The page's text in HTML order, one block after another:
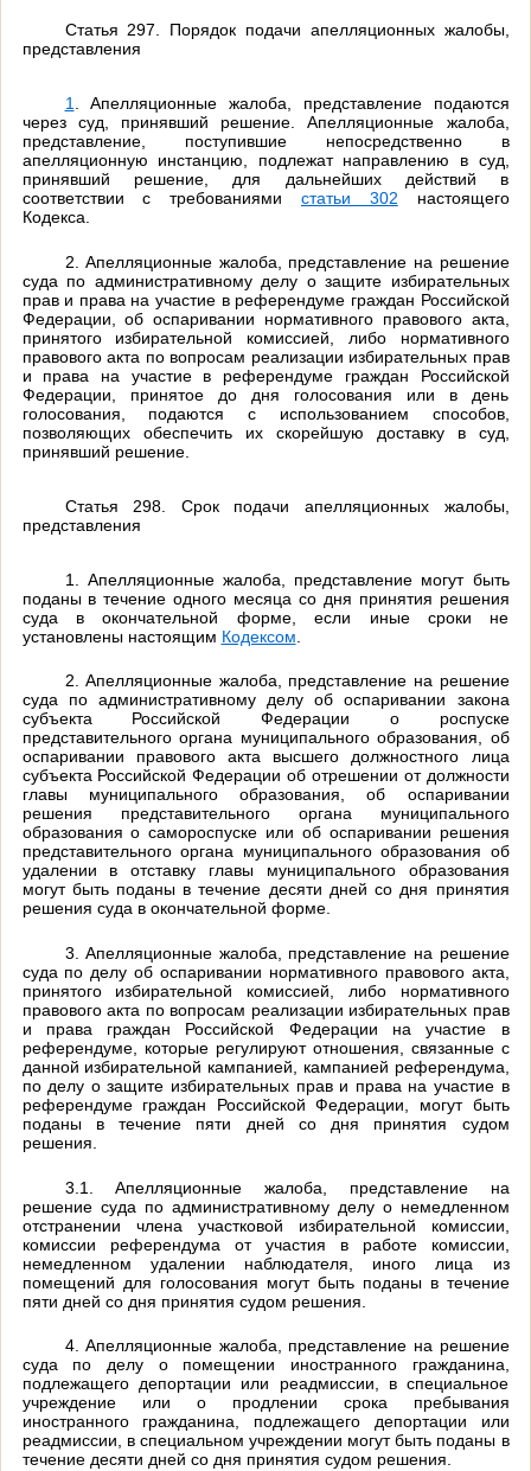
Статья 297. Порядок подачи апелляционных жалобы,
представления
1
. Апелляционные жалоба, представление подаются
через суд, принявший решение. Апелляционные жалоба,
представление, поступившие непосредственно в
апелляционную инстанцию, подлежат направлению в суд,
принявший решение, для дальнейших действий в
соответствии с требованиями статьи 302 настоящего
Кодекса.
2. Апелляционные жалоба, представление на решение
суда по административному делу о защите избирательных
прав и права на участие в референдуме граждан Российской
Федерации, об оспаривании нормативного правового акта,
принятого избирательной комиссией, либо нормативного
правового акта по вопросам реализации избирательных прав
и права на участие в референдуме граждан Российской
Федерации, принятое до дня голосования или в день
голосования, подаются с использованием способов,
позволяющих обеспечить их скорейшую доставку в суд,
принявший решение.
Статья 298. Срок подачи апелляционных жалобы,
представления
1. Апелляционные жалоба, представление могут быть
поданы в течение одного месяца со дня принятия решения
суда в окончательной форме, если иные сроки не
установлены настоящим Кодексом
2. Апелляционные жалоба, представление на решение
суда по административному делу об оспаривании закона
субъекта Российской Федерации о роспуске
представительного органа муниципального образования, об
оспаривании правового акта высшего должностного лица
субъекта Российской Федерации об отрешении от должности
главы муниципального образования, об оспаривании
решения представительного органа муниципального
образования о самороспуске или об оспаривании решения
представительного органа муниципального образования об
удалении в отставку главы муниципального образования
могут быть поданы в течение десяти дней со дня принятия
решения суда в окончательной форме.
3. Апелляционные жалоба, представление на решение
суда по делу об оспаривании нормативного правового акта,
принятого избирательной комиссией, либо нормативного
правового акта по вопросам реализации избирательных прав
и права граждан Российской Федерации на участие в
референдуме, которые регулируют отношения, связанные с
данной избирательной кампанией, кампанией референдума,
по делу о защите избирательных прав и права на участие в
референдуме граждан Российской Федерации, могут быть
поданы в течение пяти дней со дня принятия судом
решения.
3.1. Апелляционные жалоба, представление на
решение суда по административному делу о немедленном
отстранении члена участковой избирательной комиссии,
комиссии референдума от участия в работе комиссии,
немедленном удалении наблюдателя, иного лица из
помещений для голосования могут быть поданы в течение
пяти дней со дня принятия судом решения.
4. Апелляционные жалоба, представление на решение
суда по делу о помещении иностранного гражданина,
подлежащего депортации или реадмиссии, в специальное
учреждение или о продлении срока пребывания
иностранного гражданина, подлежащего депортации или
реадмиссии, в специальном учреждении могут быть поданы в
течение десяти дней со дня принятия судом решения.